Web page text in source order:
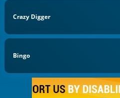
Crazy Digger
Bingo